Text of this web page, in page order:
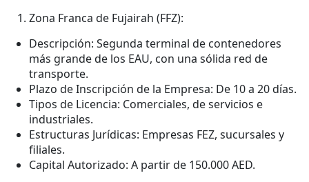
Zona Franca de Fujairah (FFZ):
Descripción: Segunda terminal de contenedores
más grande de los EAU, con una sólida red de
transporte.
Plazo de Inscripción de la Empresa: De 10 a 20 días.
Tipos de Licencia: Comerciales, de servicios e
industriales.
Estructuras Jurídicas: Empresas FEZ, sucursales y
filiales.
Capital Autorizado: A partir de 150.000 AED.